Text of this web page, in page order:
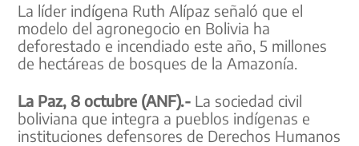
La líder indígena Ruth Alípaz señaló que el
modelo del agronegocio en Bolivia ha
deforestado e incendiado este año, 5 millones
de hectáreas de bosques de la Amazonía.
La Paz, 8 octubre (ANF).- La sociedad civil
boliviana que integra a pueblos indígenas e
instituciones defensores de Derechos Humanos